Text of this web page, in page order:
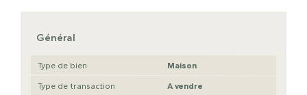
Général
Type de bien Maison
Type de transaction A vendre